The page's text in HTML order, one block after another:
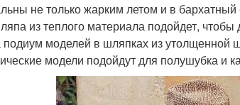
не только жарким летом и в
из теплого материала подойдет,
подиум моделей в шляпках из
модели подойдут для полушубка и